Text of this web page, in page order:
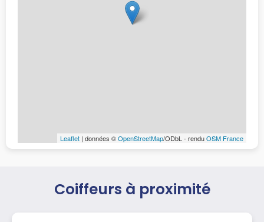
Leaflet | données ©OpenStreetMap/ODbL - renduOSM France
Coiffeurs à proximité